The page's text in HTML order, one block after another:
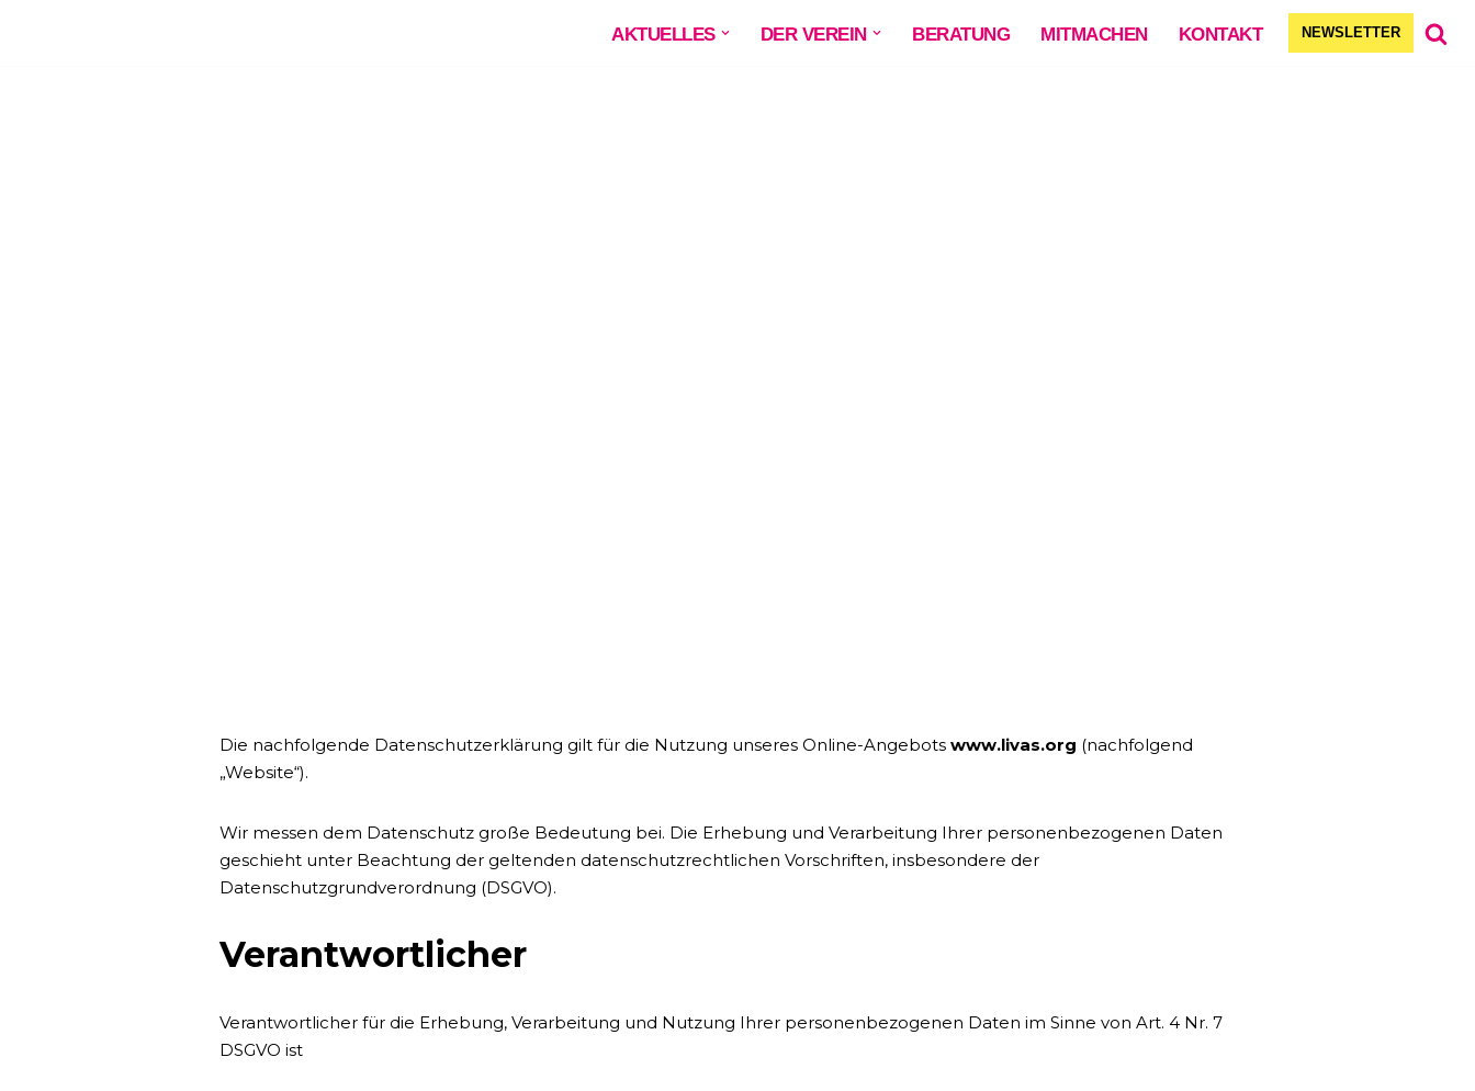
AKTUELLES DER VEREIN BERATUNG MITMACHEN KONTAKT NEWSLETTER
Die nachfolgende Datenschutzerklärung gilt für die Nutzung unseres Online-Angebots www.livas.org (nachfolgend
„Website“).
Wir messen dem Datenschutz große Bedeutung bei. Die Erhebung und Verarbeitung Ihrer personenbezogenen Daten
geschieht unter Beachtung der geltenden datenschutzrechtlichen Vorschriften, insbesondere der
Datenschutzgrundverordnung (DSGVO).
Verantwortlicher
Verantwortlicher für die Erhebung, Verarbeitung und Nutzung Ihrer personenbezogenen Daten im Sinne von Art. 4 Nr. 7
DSGVO ist